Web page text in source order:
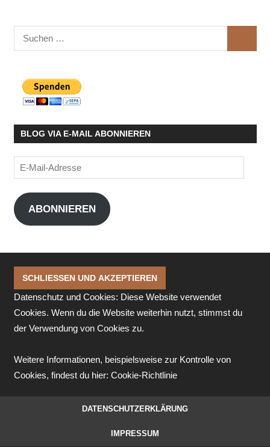
Suchen
nach:
BLOG VIA E-MAIL ABONNIEREN
E-
Mail-
Adresse
ABONNIEREN
Datenschutz und Cookies: Diese Website verwendet
Cookies. Wenn du die Website weiterhin nutzt, stimmst du
der Verwendung von Cookies zu.
Weitere Informationen, beispielsweise zur Kontrolle von
Cookies, findest du hier: Cookie-Richtlinie
DATENSCHUTZERKLÄRUNG
IMPRESSUM